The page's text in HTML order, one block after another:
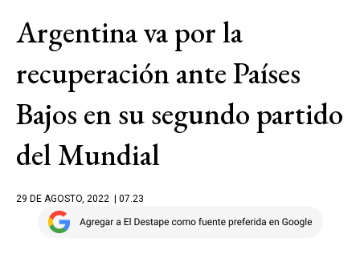
Argentina va por la
recuperación ante Países
Bajos en su segundo partido
del Mundial
29 DE AGOSTO, 2022 | 07.23